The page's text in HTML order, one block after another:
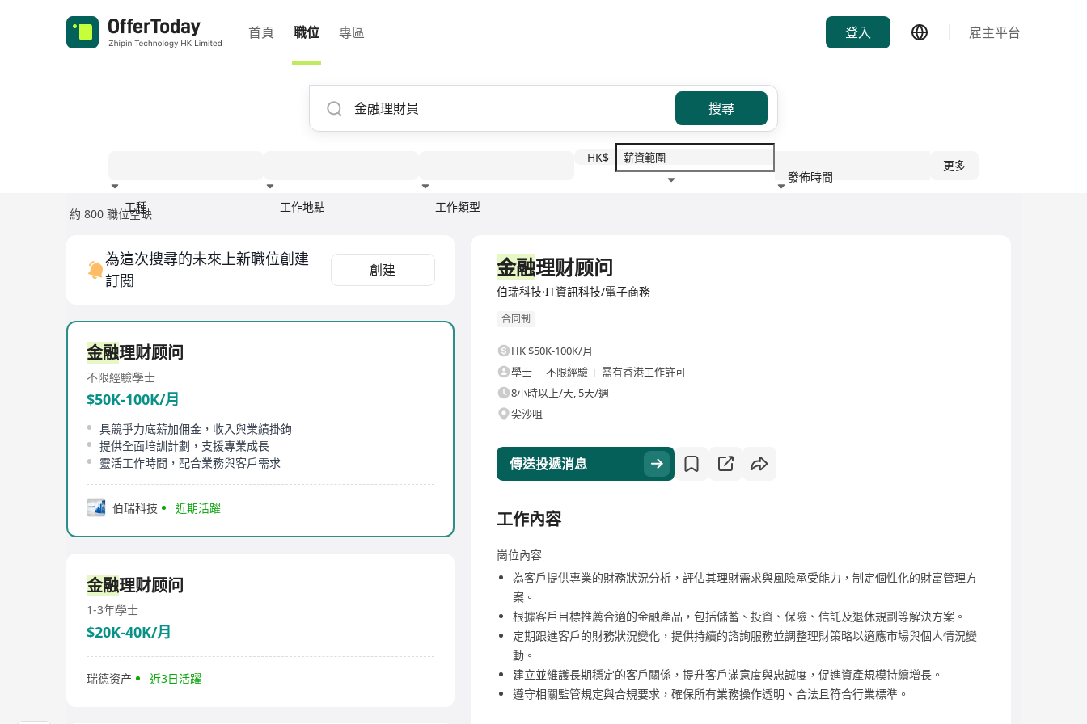
首頁 職位 專區 登入 雇主平台
搜尋
工種 工作地點 工作類型
HK$
發佈時間
更多
約 800 職位空缺
為這次搜尋的未來上新職位創建
訂閱
創建
金融理财顾问
不限經驗學士
$50K-100K/月
具競爭力底薪加佣金，收入與業績掛鉤
提供全面培訓計劃，支援專業成長
靈活工作時間，配合業務與客戶需求
伯瑞科技 近期活躍
金融理财顾问
1-3年學士
$20K-40K/月
瑞德资产 近3日活躍
金融理财顾问
伯瑞科技·IT資訊科技/電子商務
合同制
HK $50K-100K/月
學士
不限經驗
需有香港工作許可
8小時以上/天, 5天/週
尖沙咀
傳送投遞消息
工作內容
崗位內容
為客戶提供專業的財務狀況分析，評估其理財需求與風險承受能力，制定個性化的財富管理方
案。
根據客戶目標推薦合適的金融產品，包括儲蓄、投資、保險、信託及退休規劃等解決方案。
定期跟進客戶的財務狀況變化，提供持續的諮詢服務並調整理財策略以適應市場與個人情況變
動。
建立並維護長期穩定的客戶關係，提升客戶滿意度與忠誠度，促進資產規模持續增長。
遵守相關監管規定與合規要求，確保所有業務操作透明、合法且符合行業標準。